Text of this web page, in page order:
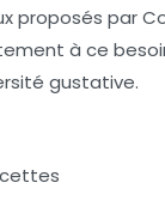
proposés par
à ce
gustative.